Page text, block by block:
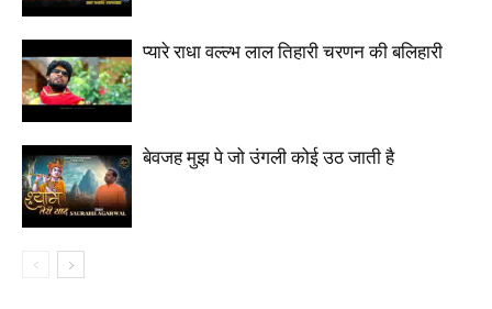
प्यारे राधा वल्ल्भ लाल तिहारी चरणन की बलिहारी
बेवजह मुझ पे जो उंगली कोई उठ जाती है